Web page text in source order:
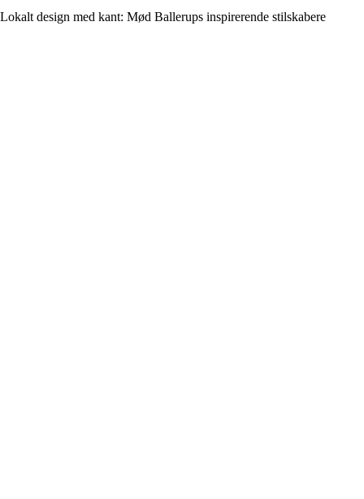
Lokalt design med kant: Mød Ballerups inspirerende stilskabere